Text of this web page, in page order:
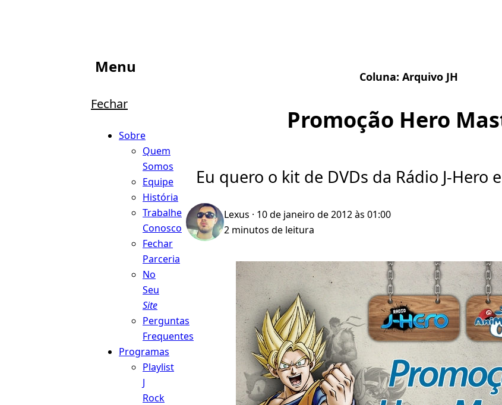
Menu
Fechar
Sobre
Quem
Somos
Equipe
História
Trabalhe
Conosco
Fechar
Parceria
No
Seu
Site
Perguntas
Frequentes
Programas
Playlist
J
Rock
Coluna: Arquivo JH
Promoção Hero
Eu quero o kit de DVDs da Rádio J-Hero
Lexus · 10 de janeiro de 2012 às 01:00
2 minutos de leitura